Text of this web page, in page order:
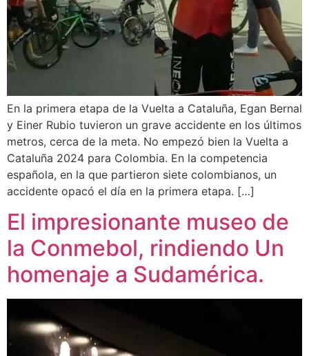
En la primera etapa de la Vuelta a Cataluña, Egan Bernal
y Einer Rubio tuvieron un grave accidente en los últimos
metros, cerca de la meta. No empezó bien la Vuelta a
Cataluña 2024 para Colombia. En la competencia
española, en la que partieron siete colombianos, un
accidente opacó el día en la primera etapa. […]
El impresionante museo de
la Conmebol, rindiendo Un
homenaje a Sudamérica.